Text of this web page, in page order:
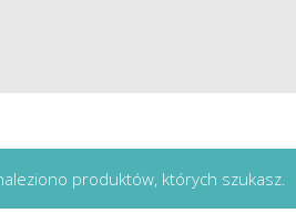
produktów, których szukasz.